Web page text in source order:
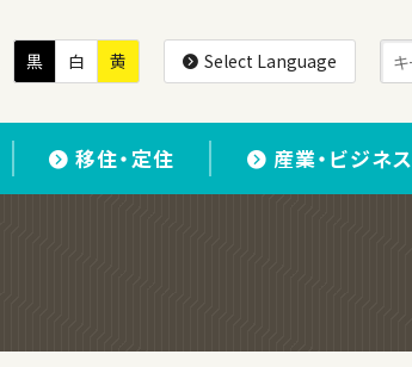
黒 白 黄 Select Language
移住・定住 産業・ビジネス